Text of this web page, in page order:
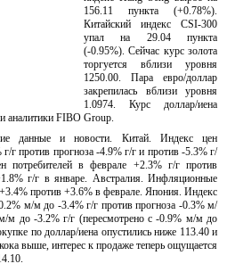
156.11 пункта (+0.78%).
Китайский индекс CSI-300
упал на 29.04 пункта
(-0.95%). Сейчас курс золота
торгуется вблизи уровня
1250.00. Пара евро/доллар
закрепилась вблизи уровня
1.0974. Курс доллар/иена
аналитики FIBO Group.
данные и новости. Китай. Индекс цен
г против прогноза -4.9% г/г и против -5.3% г/
потребителей в феврале +2.3% г/г против
г/г в январе. Австралия. Инфляционные
против +3.6% в феврале. Япония. Индекс
м/м до -3.4% г/г против прогноза -0.3% м/
м до -3.2% г/г (пересмотрено с -0.9% м/м до
по доллар/иена опустились ниже 113.40 и
выше, интерес к продаже теперь ощущается